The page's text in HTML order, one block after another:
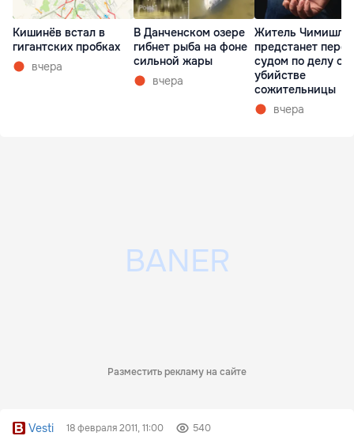
Кишинёв встал в
гигантских пробках
вчера
В Данченском озере
гибнет рыба на фоне
сильной жары
вчера
Житель
предстанет перед
судом по делу об
убийстве
сожительницы
вчера
Разместить рекламу на сайте
Vesti 18 февраля 2011, 11:00 540